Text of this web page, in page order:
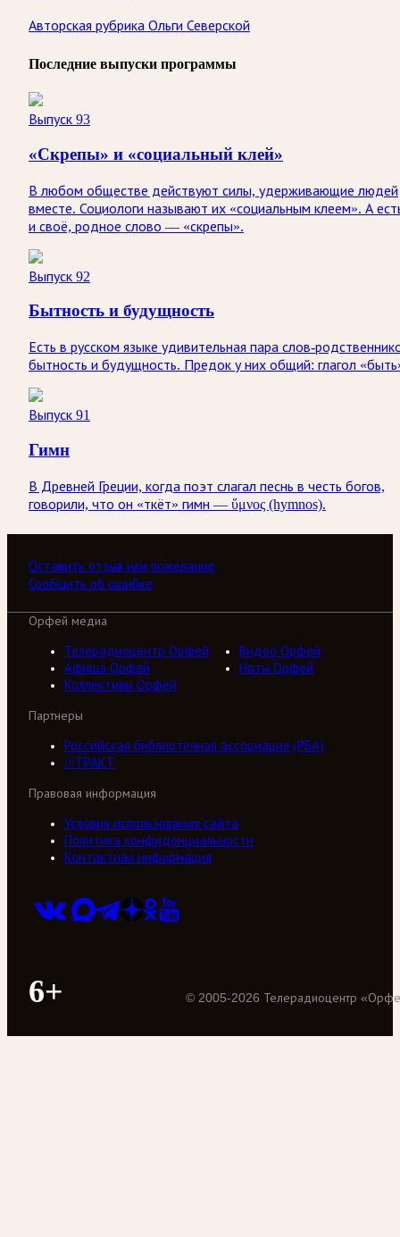
Авторская рубрика Ольги Северской
Последние выпуски программы
Выпуск 93
«Скрепы» и «социальный клей»
В любом обществе действуют силы, удерживающие людей
вместе. Социологи называют их «социальным клеем». А
и своё, родное слово — «скрепы».
Выпуск 92
Бытность и будущность
Есть в русском языке удивительная пара слов-
бытность и будущность. Предок у них общий: глагол
Выпуск 91
Гимн
В Древней Греции, когда поэт слагал песнь в честь богов,
говорили, что он «ткёт» гимн — ὕμνος (hymnos).
Оставить отзыв или пожелание
Сообщить об ошибке
Орфей медиа
Телерадиоцентр Орфей
Видео Орфей
Афиша Орфей
Ноты Орфей
Коллективы Орфей
Партнеры
Российская библиотечная ассоциация (РБА)
///ТРАКТ
Правовая информация
Условия использования сайта
Политика конфиденциальности
Контактная информация
6+ © 2005-2026 Телерадиоцентр